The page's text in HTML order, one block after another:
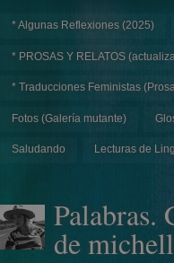
* Algunas Reflexiones (2025)
* PROSAS Y RELATOS
* Traducciones Feministas
Fotos (Galería mutante)
Saludando Lecturas de
Palabras.
de